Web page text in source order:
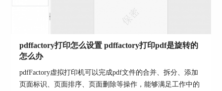
二、pdf文档去水印怎么弄
当然，对于文档原本就带有的水印，pdffactory pro
是无法进行去除的。解铃还须系铃人，如果这个
PDF的水印是用Adobe Acrobat加上的，那么你用
Adobe Acrobat的去水印功能，才能把水印去掉。
pdffactory打印怎么设置 pdffactory打印pdf是旋转的
怎么办
pdfFactory虚拟打印机可以完成pdf文件的合并、拆分、添加
页面标识、页面排序、页面删除等操作，能够满足工作中的